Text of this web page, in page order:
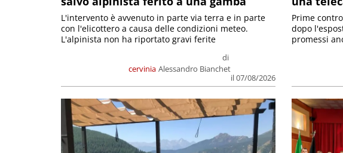
cervinia
di
Alessandro Bianchet
il 07/08/2026
L'intervento è avvenuto in parte via terra e in parte
con l'elicottero a causa delle condizioni meteo.
L'alpinista non ha riportato gravi ferite
Prime
dopo
promessi